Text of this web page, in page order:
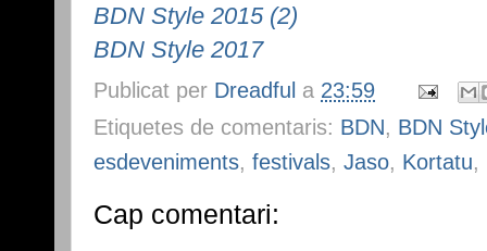
BDN Style 2015 (2)
BDN Style 2017
Publicat per Dreadful a 23:59
Etiquetes de comentaris: BDN, BDN
esdeveniments, festivals, Jaso, Kortatu,
Cap comentari: